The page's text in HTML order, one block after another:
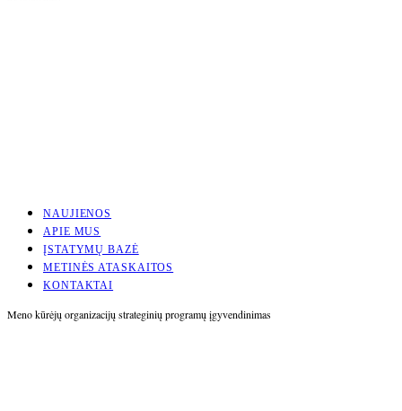
NAUJIENOS
APIE MUS
ĮSTATYMŲ BAZĖ
METINĖS ATASKAITOS
KONTAKTAI
Meno kūrėjų organizacijų strateginių programų įgyvendinimas